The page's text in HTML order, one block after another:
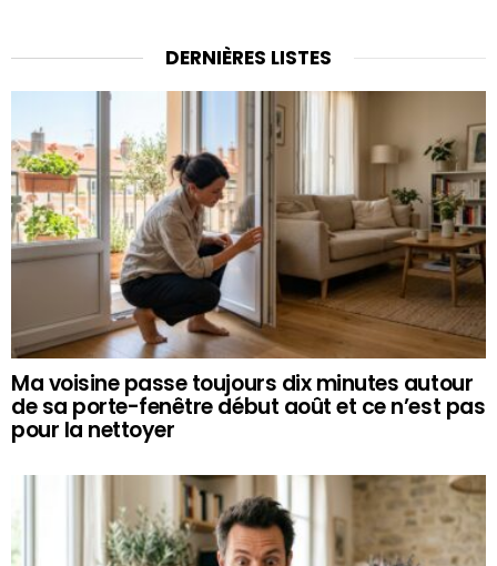
DERNIÈRES LISTES
Ma voisine passe toujours dix minutes autour
de sa porte-fenêtre début août et ce n’est pas
pour la nettoyer